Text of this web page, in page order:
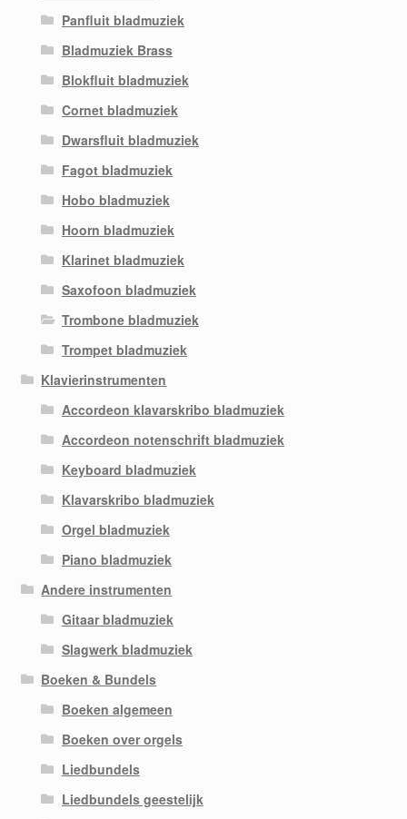
Panfluit bladmuziek
Bladmuziek Brass
Blokfluit bladmuziek
Cornet bladmuziek
Dwarsfluit bladmuziek
Fagot bladmuziek
Hobo bladmuziek
Hoorn bladmuziek
Klarinet bladmuziek
Saxofoon bladmuziek
Trombone bladmuziek
Trompet bladmuziek
Klavierinstrumenten
Accordeon klavarskribo bladmuziek
Accordeon notenschrift bladmuziek
Keyboard bladmuziek
Klavarskribo bladmuziek
Orgel bladmuziek
Piano bladmuziek
Andere instrumenten
Gitaar bladmuziek
Slagwerk bladmuziek
Boeken & Bundels
Boeken algemeen
Boeken over orgels
Liedbundels
Liedbundels geestelijk